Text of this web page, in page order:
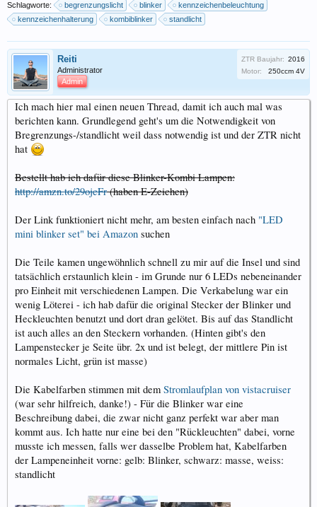
Schlagworte: begrenzungslicht blinker
kennzeichenbeleuchtung
kennzeichenhalterung
kombiblinker standlicht
Reiti
Administrator
Admin
ZTR Baujahr: 2016
Motor:
250ccm 4V
Ich mach hier mal einen neuen Thread, damit ich auch mal was
berichten kann. Grundlegend geht's um die Notwendigkeit von
Bregrenzungs-/standlicht weil dass notwendig ist und der ZTR nicht
hat
Bestellt hab ich dafür diese Blinker-Kombi Lampen:
http://amzn.to/29ojcFr(haben E-Zeichen)
Der Link funktioniert nicht mehr, am besten einfach nach "LED
mini blinker set" bei Amazon suchen
Die Teile kamen ungewöhnlich schnell zu mir auf die Insel und sind
tatsächlich erstaunlich klein - im Grunde nur 6 LEDs nebeneinander
pro Einheit mit verschiedenen Lampen. Die Verkabelung war ein
wenig Löterei - ich hab dafür die original Stecker der Blinker und
Heckleuchten benutzt und dort dran gelötet. Bis auf das Standlicht
ist auch alles an den Steckern vorhanden. (Hinten gibt's den
Lampenstecker je Seite übr. 2x und ist belegt, der mittlere Pin ist
normales Licht, grün ist masse)
Die Kabelfarben stimmen mit dem Stromlaufplan von vistacruiser
(war sehr hilfreich, danke!) - Für die Blinker war eine
Beschreibung dabei, die zwar nicht ganz perfekt war aber man
kommt aus. Ich hatte nur eine bei den "Rückleuchten" dabei, vorne
musste ich messen, falls wer dasselbe Problem hat, Kabelfarben
der Lampeneinheit vorne: gelb: Blinker, schwarz: masse, weiss:
standlicht